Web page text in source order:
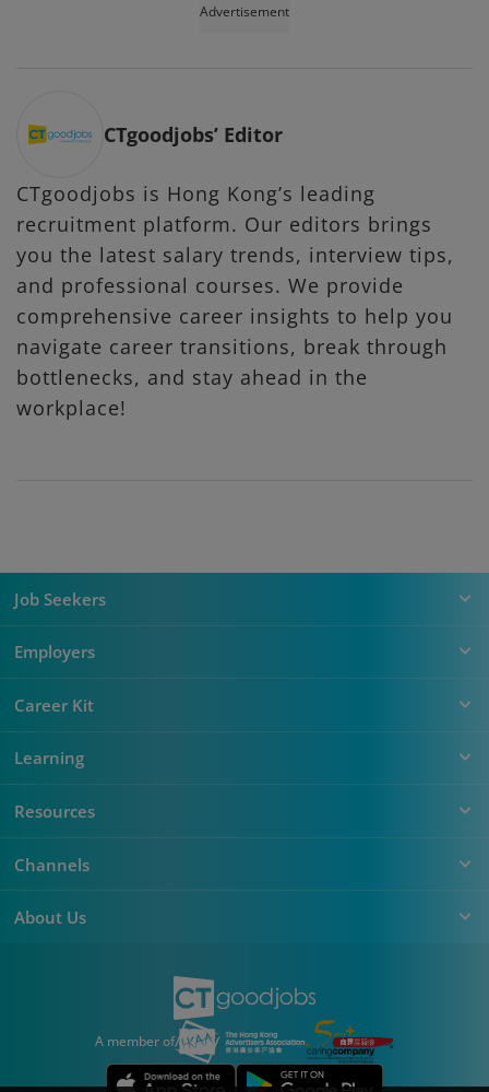
Advertisement
CTgoodjobs’ Editor
CTgoodjobs is Hong Kong’s leading
recruitment platform. Our editors brings
you the latest salary trends, interview tips,
and professional courses. We provide
comprehensive career insights to help you
navigate career transitions, break through
bottlenecks, and stay ahead in the
workplace!
Job Seekers
Employers
Career Kit
Learning
Resources
Channels
About Us
A member of